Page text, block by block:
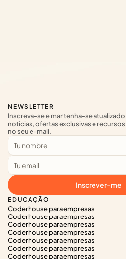
EDUCAÇÃO
Coderhouse para empresas
Coderhouse para empresas
Coderhouse para empresas
Coderhouse para empresas
Coderhouse para empresas
Coderhouse para empresas
Coderhouse para empresas
NEWSLETTER
Inscreva-se e mantenha-se atualizado
notícias, ofertas exclusivas e
no seu e-mail.
Inscrever-me